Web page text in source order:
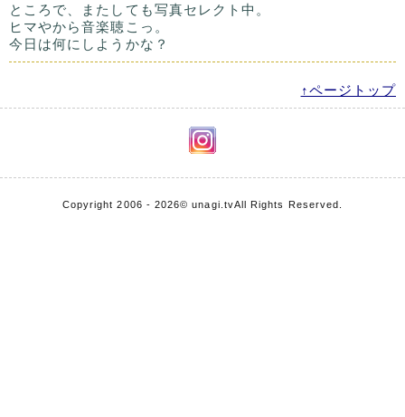
ところで、またしても写真セレクト中。
ヒマやから音楽聴こっ。
今日は何にしようかな？
↑ページトップ
Copyright 2006 - 2026© unagi.tvAll Rights Reserved.